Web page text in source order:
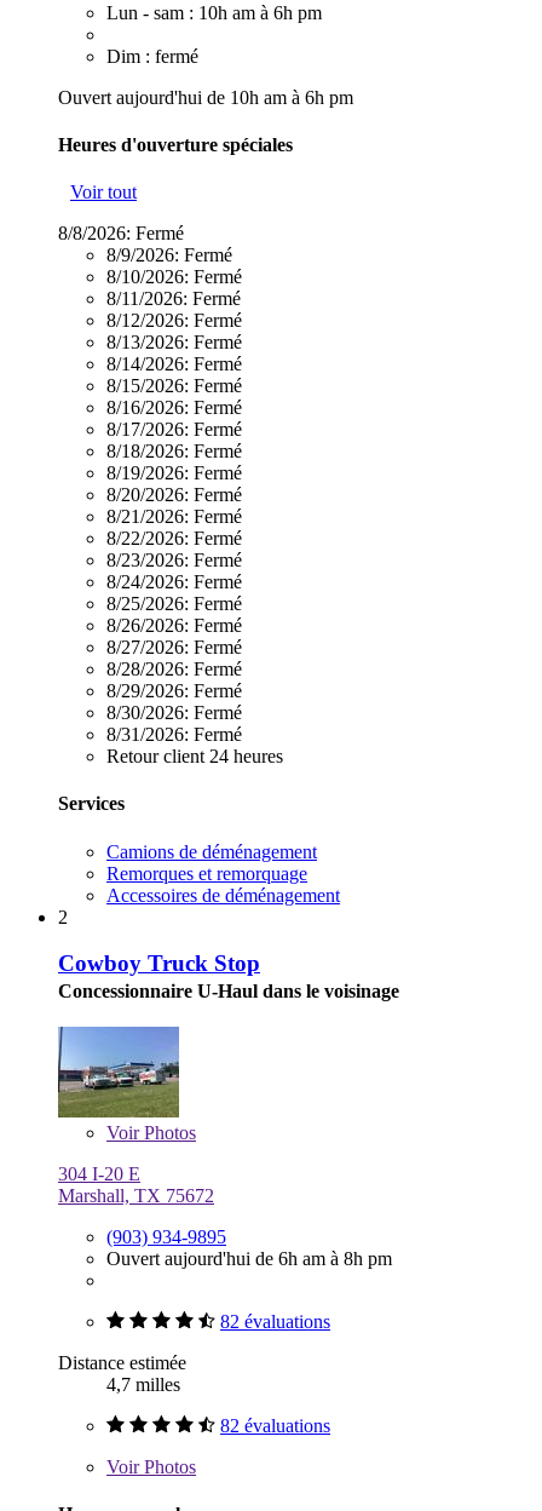
Lun - sam : 10h am à 6h pm
Dim : fermé
Ouvert aujourd'hui de 10h am à 6h pm
Heures d'ouverture spéciales
Voir tout
8/8/2026: Fermé
8/9/2026: Fermé
8/10/2026: Fermé
8/11/2026: Fermé
8/12/2026: Fermé
8/13/2026: Fermé
8/14/2026: Fermé
8/15/2026: Fermé
8/16/2026: Fermé
8/17/2026: Fermé
8/18/2026: Fermé
8/19/2026: Fermé
8/20/2026: Fermé
8/21/2026: Fermé
8/22/2026: Fermé
8/23/2026: Fermé
8/24/2026: Fermé
8/25/2026: Fermé
8/26/2026: Fermé
8/27/2026: Fermé
8/28/2026: Fermé
8/29/2026: Fermé
8/30/2026: Fermé
8/31/2026: Fermé
Retour client 24 heures
Services
Camions de déménagement
Remorques et remorquage
Accessoires de déménagement
2
Cowboy Truck Stop
Concessionnaire U-Haul dans le voisinage
VoirPhotos
304 I-20 E
Marshall, TX 75672
(903) 934-9895
Ouvert aujourd'hui de 6h am à 8h pm
82 évaluations
Distance estimée
4,7 milles
82 évaluations
VoirPhotos